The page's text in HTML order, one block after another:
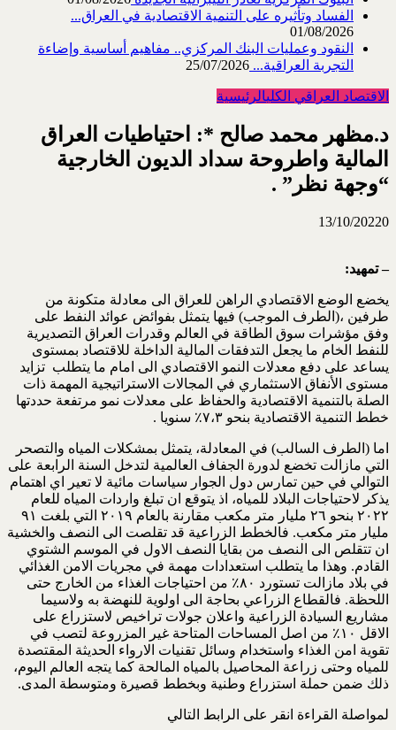
الفساد وتأثيره على التنمية الاقتصادية في العراق...
01/08/2026
النقود وعمليات البنك المركزي.. مفاهيم أساسية وإضاءة
التجربة العراقية... 25/07/2026
الاقتصاد العراقي الكليالرئيسية
د.مظهر محمد صالح *: احتياطيات العراق
المالية واطروحة سداد الديون الخارجية
“وجهة نظر” .
13/10/20220
– تمهيد:
يخضع الوضع الاقتصادي الراهن للعراق الى معادلة متكونة من
طرفين ،(الطرف الموجب) فيها يتمثل بفوائض عوائد النفط على
وفق مؤشرات سوق الطاقة في العالم وقدرات العراق التصديرية
للنفط الخام ما يجعل التدفقات المالية الداخلة للاقتصاد بمستوى
يساعد على دفع معدلات النمو الاقتصادي الى امام ما يتطلب تزايد
مستوى الأنفاق الاستثماري في المجالات الاستراتيجية المهمة ذات
الصلة بالتنمية الاقتصادية والحفاظ على معدلات نمو مرتفعة حددتها
خطط التنمية الاقتصادية بنحو ٧،٣٪؜ سنويا .
اما (الطرف السالب) في المعادلة، يتمثل بمشكلات المياه والتصحر
التي مازالت تخضع لدورة الجفاف العالمية لتدخل السنة الرابعة على
التوالي في حين تمارس دول الجوار سياسات مائية لا تعير اي اهتمام
يذكر لاحتياجات البلاد للمياه، اذ يتوقع ان تبلغ واردات المياه للعام
٢٠٢٢ بنحو ٢٦ مليار متر مكعب مقارنة بالعام ٢٠١٩ التي بلغت ٩١
مليار متر مكعب. فالخطط الزراعية قد تقلصت الى النصف والخشية
ان تتقلص الى النصف من بقايا النصف الاول في الموسم الشتوي
القادم. وهذا ما يتطلب استعدادات مهمة في مجريات الامن الغذائي
في بلاد مازالت تستورد ٨٠٪؜ من احتياجات الغذاء من الخارج حتى
اللحظة. فالقطاع الزراعي بحاجة الى اولوية للنهضة به ولاسيما
مشاريع السيادة الزراعية واعلان جولات تراخيص لاستزراع على
الاقل ١٠٪؜ من اصل المساحات المتاحة غير المزروعة لتصب في
تقوية امن الغذاء واستخدام وسائل تقنيات الارواء الحديثة المقتصدة
للمياه وحتى زراعة المحاصيل بالمياه المالحة كما يتجه العالم اليوم،
ذلك ضمن حملة استزراع وطنية وبخطط قصيرة ومتوسطة المدى.
لمواصلة القراءة انقر على الرابط التالي